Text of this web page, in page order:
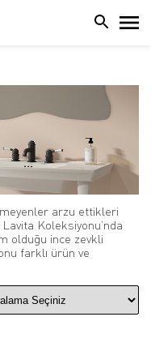
arzu ettikleri
Koleksiyonu’nda
olduğu ince zevkli
farklı ürün ve